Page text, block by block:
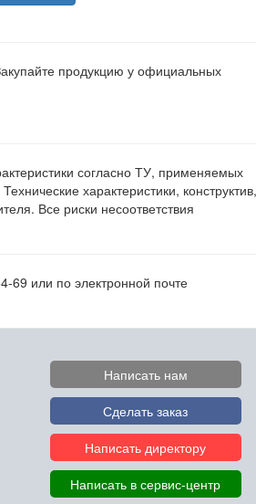
продукцию у официальных
согласно ТУ, применяемых
характеристики, конструктив,
Все риски несоответствия
или по электронной почте
Написать нам
Сделать заказ
Написать директору
Написать в сервис-центр